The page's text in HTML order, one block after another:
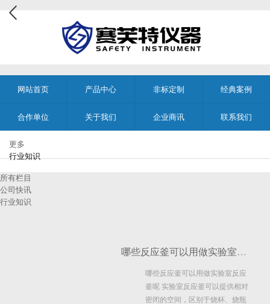
网站首页 产品中心 非标定制 经典案例
合作单位 关于我们 企业商讯 联系我们
更多
行业知识
所有栏目
公司快讯
行业知识
哪些反应釜可以用做实验室反应釜
哪些反应釜可以用做实验室反应
釜呢 实验室反应釜可以提供相对
密闭的空间，区别于烧杯、烧瓶